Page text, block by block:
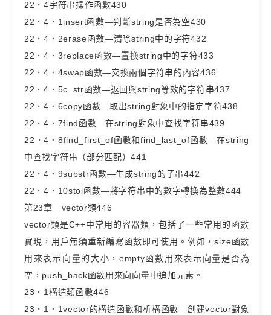
22．4字符串操作函數430
22．4．1insert函數—判斷string是否為空430
22．4．2erase函數—清除string中的字符432
22．4．3replace函數—置換string中的字符433
22．4．4swap函數—交換兩個字符串的內容436
22．4．5c_str函數—返回與string等效的字符串437
22．4．6copy函數—取出string對象中的指定字符438
22．4．7find函數—在string對象中查找字符串439
22．4．8find_first_of函數和find_last_of函數—在string
中查找字符串（部分匹配）441
22．4．9substr函數—生成string的子串442
22．4．10stoi函數—將字符串中的數字轉換為整數444
第23章 vector類446
vector類是C++中常用的容器類，包括了一些常用的函數
實現，用戶無須重新編寫函數即可使用。例如，size函數
用來表示向量的大小，empty函數用來表示向量是否為
空，push_back函數用來向向量中追加元素。
23．1構造類函數446
23．1．1vector的構造函數和析構函數—創建vector對象